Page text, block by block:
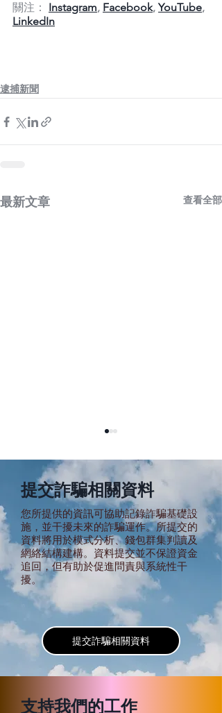
關注： Instagram, Facebook, YouTube,
LinkedIn
逮捕新聞
最新文章 查看全部
拯救柬埔寨線上詐騙招聘
受害者
提交詐騙相關資料
您所提供的資訊可協助記錄詐騙基礎設
施，並干擾未來的詐騙運作。所提交的
資料將用於模式分析、錢包群集判讀及
網絡結構建構。資料提交並不保證資金
追回，但有助於促進問責與系統性干
擾。
提交詐騙相關資料
支持我們的工作